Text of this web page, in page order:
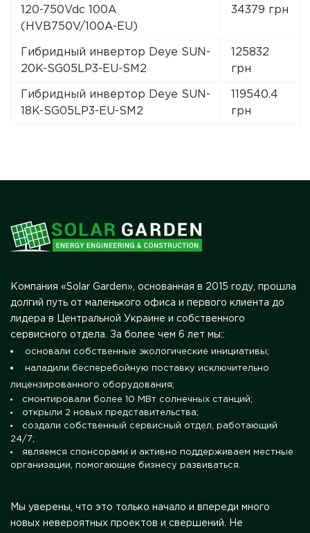
120-750Vdc 100A
(HVB750V/100A-EU)
34379 грн
Гибридный инвертор Deye SUN-
20K-SG05LP3-EU-SM2
125832
грн
Гибридный инвертор Deye SUN-
18K-SG05LP3-EU-SM2
119540.4
грн
Компания «Solar Garden», основанная в 2015 году, прошла
долгий путь от маленького офиса и первого клиента до
лидера в Центральной Украине и собственного
сервисного отдела. За более чем 6 лет мы::
основали собственные экологические инициативы;
наладили бесперебойную поставку исключительно
лицензированного оборудования;
смонтировали более 10 МВт солнечных станций;
открыли 2 новых представительства;
создали собственный сервисный отдел, работающий
24/7;
являемся спонсорами и активно поддерживаем местные
организации, помогающие бизнесу развиваться.
Мы уверены, что это только начало и впереди много
новых невероятных проектов и свершений. Не